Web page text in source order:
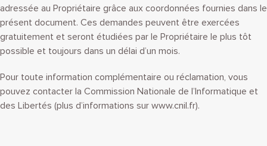
adressée au Propriétaire grâce aux coordonnées fournies dans le
présent document. Ces demandes peuvent être exercées
gratuitement et seront étudiées par le Propriétaire le plus tôt
possible et toujours dans un délai d’un mois.
Pour toute information complémentaire ou réclamation, vous
pouvez contacter la Commission Nationale de l’Informatique et
des Libertés (plus d’informations sur www.cnil.fr).